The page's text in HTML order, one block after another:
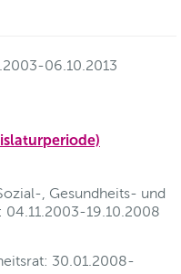
06.10.2013
, Gesundheits- und
04.11.2003-19.10.2008
30.01.2008-